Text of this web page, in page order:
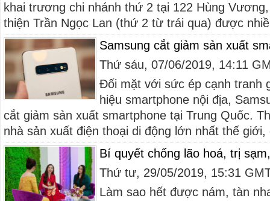
khai trương chi nhánh thứ 2 tại 122 Hùng
thiện Trần Ngọc Lan (thứ 2 từ trái qua) được
Samsung cắt giảm sản xuất
Thứ sáu, 07/06/2019, 14:11
Đối mặt với sức ép cạnh tranh
hiệu smartphone nội địa,
cắt giảm sản xuất smartphone tại Trung Quốc.
nhà sản xuất điện thoại di động lớn nhất thế
Bí quyết chống lão hoá, trị
Thứ tư, 29/05/2019, 15:31
Làm sao hết được nám, tàn